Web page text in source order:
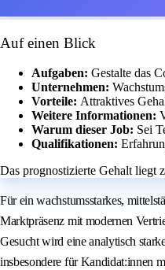
Auf einen Blick
Aufgaben: Gestalte das
Unternehmen:
Vorteile: Attraktives
Weitere Informationen:
Warum dieser Job: Sei
Qualifikationen:
Das prognostizierte Gehalt liegt
Für ein wachstumsstarkes,
Marktpräsenz mit modernen
Gesucht wird eine analytisch
insbesondere für Kandidat:innen